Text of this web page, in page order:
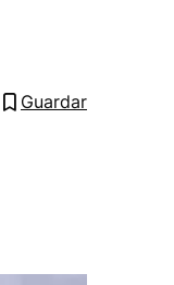
Guardar